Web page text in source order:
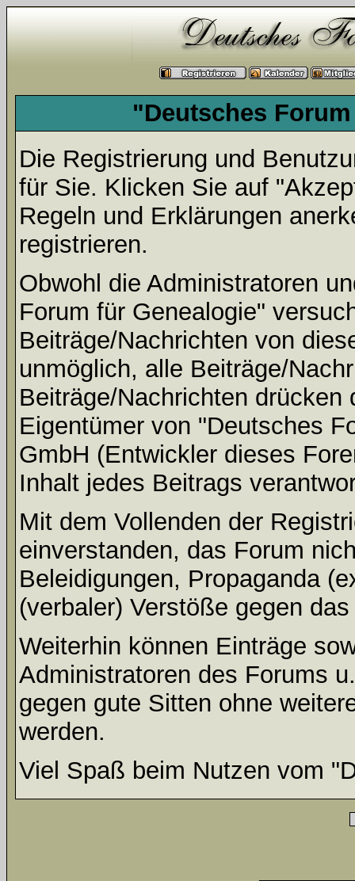
"Deutsches
Die Registrierung und
für Sie. Klicken Sie auf
Regeln und Erklärungen
registrieren.
Obwohl die Administratoren
Forum für Genealogie"
Beiträge/Nachrichten von
unmöglich, alle Beiträge/
Beiträge/Nachrichten
Eigentümer von "Deutsches
GmbH (Entwickler dieses
Inhalt jedes Beitrags
Mit dem Vollenden der
einverstanden, das Forum
Beleidigungen, Propaganda
(verbaler) Verstöße gegen
Weiterhin können Einträge
Administratoren des Forums
gegen gute Sitten ohne
werden.
Viel Spaß beim Nutzen vom